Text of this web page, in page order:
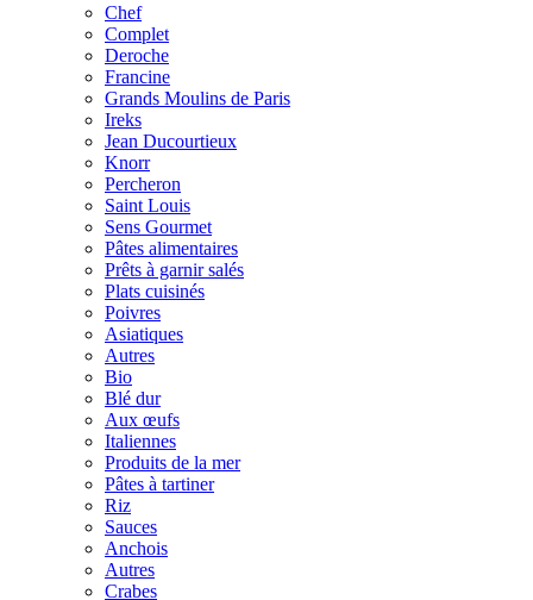
Chef
Complet
Deroche
Francine
Grands Moulins de Paris
Ireks
Jean Ducourtieux
Knorr
Percheron
Saint Louis
Sens Gourmet
Pâtes alimentaires
Prêts à garnir salés
Plats cuisinés
Poivres
Asiatiques
Autres
Bio
Blé dur
Aux œufs
Italiennes
Produits de la mer
Pâtes à tartiner
Riz
Sauces
Anchois
Autres
Crabes